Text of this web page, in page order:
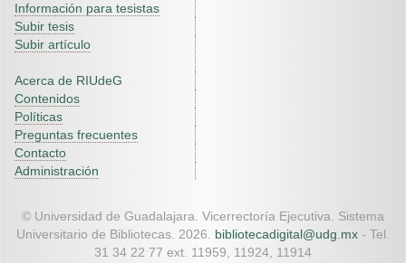
Información para tesistas
Subir tesis
Subir artículo
Acerca de RIUdeG
Contenidos
Políticas
Preguntas frecuentes
Contacto
Administración
© Universidad de Guadalajara. Vicerrectoría Ejecutiva. Sistema
Universitario de Bibliotecas. 2026. bibliotecadigital@udg.mx - Tel.
31 34 22 77 ext. 11959, 11924, 11914